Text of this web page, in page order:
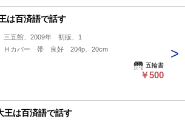
は百済語で話す
三五館、2009年 初版、1
Ｈカバー 帯 良好 204p、20cm
五輪書
￥500
は百済語で話す